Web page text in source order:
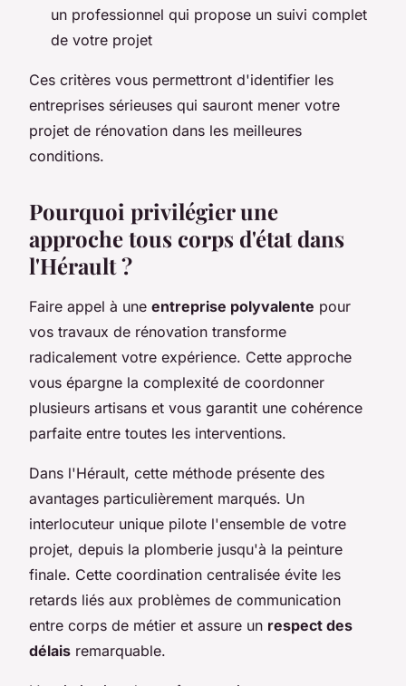
un professionnel qui propose un suivi complet
de votre projet
Ces critères vous permettront d'identifier les
entreprises sérieuses qui sauront mener votre
projet de rénovation dans les meilleures
conditions.
Pourquoi privilégier une
approche tous corps d'état dans
l'Hérault ?
Faire appel à une entreprise polyvalente pour
vos travaux de rénovation transforme
radicalement votre expérience. Cette approche
vous épargne la complexité de coordonner
plusieurs artisans et vous garantit une cohérence
parfaite entre toutes les interventions.
Dans l'Hérault, cette méthode présente des
avantages particulièrement marqués. Un
interlocuteur unique pilote l'ensemble de votre
projet, depuis la plomberie jusqu'à la peinture
finale. Cette coordination centralisée évite les
retards liés aux problèmes de communication
entre corps de métier et assure un respect des
délais remarquable.